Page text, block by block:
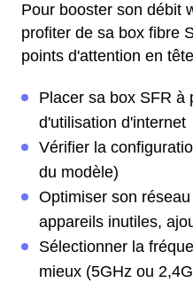
Pour booster son débit
profiter de sa box fibre
points d'attention en
Placer sa box SFR à
d'utilisation d'internet
Vérifier la
du modèle)
Optimiser son
appareils inutiles,
Sélectionner la
mieux (5GHz ou